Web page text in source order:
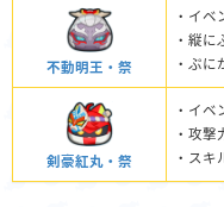
不動明王・祭
・イベ
・縦に
・ぷに
剣豪紅丸・祭
・イベ
・攻撃
・スキ